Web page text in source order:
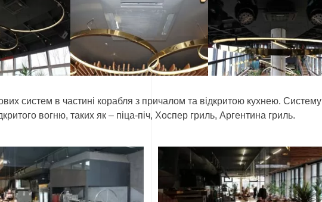
систем в частині корабля з причалом та відкритою кухнею. Систему
вогню, таких як – піца-піч, Хоспер гриль, Аргентина гриль.